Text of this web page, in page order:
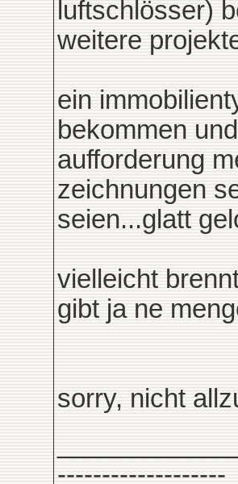
luftschlösser)
weitere
ein
bekommen
aufforderung
zeichnungen
seien...glatt
vielleicht
gibt ja ne
sorry, nicht
-------------------